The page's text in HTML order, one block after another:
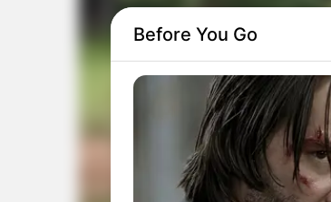
Before You Go